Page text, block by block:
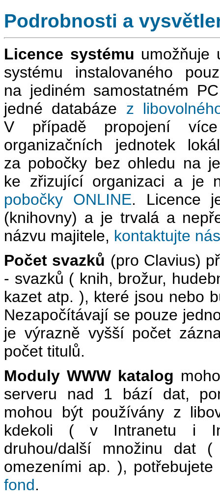
Podrobnosti a
Licence systému umožňuje
systému instalovaného
na jediném samostatném
jedné databáze z
V případě propojení více
organizačních jednotek
za pobočky bez ohledu na
ke zřizující organizaci a je
pobočky ONLINE. Licence
(knihovny) a je trvalá a
názvu majitele, kontaktujte nás
Počet svazků (pro Clavius)
- svazků ( knih, brožur,
kazet atp. ), které jsou nebo
Nezapočítávají se pouze
je výrazně vyšší počet
počet titulů.
Moduly WWW katalog
serveru nad 1 bází dat,
mohou být používány z
kdekoli ( v Intranetu i
druhou/další množinu dat
omezeními ap. ),
fond.